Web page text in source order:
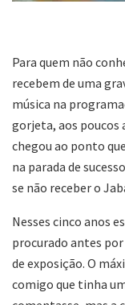
Para quem não
recebem de uma
música na
gorjeta, aos poucos
chegou ao ponto
na parada de
se não receber o
Nesses cinco anos
procurado antes
de exposição. O
comigo que tinha